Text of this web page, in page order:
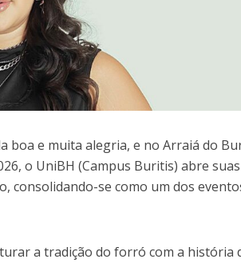
boa e muita alegria, e no Arraiá do
o UniBH (Campus Buritis) abre suas
consolidando-se como um dos
a tradição do forró com a história